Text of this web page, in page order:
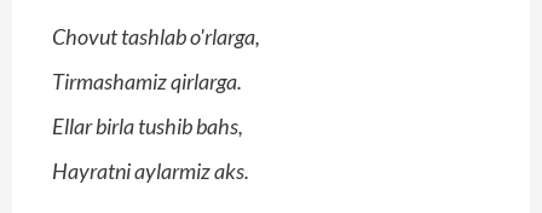
Chovut tashlab o'rlarga,
Tirmashamiz qirlarga.
Ellar birla tushib bahs,
Hayratni aylarmiz aks.